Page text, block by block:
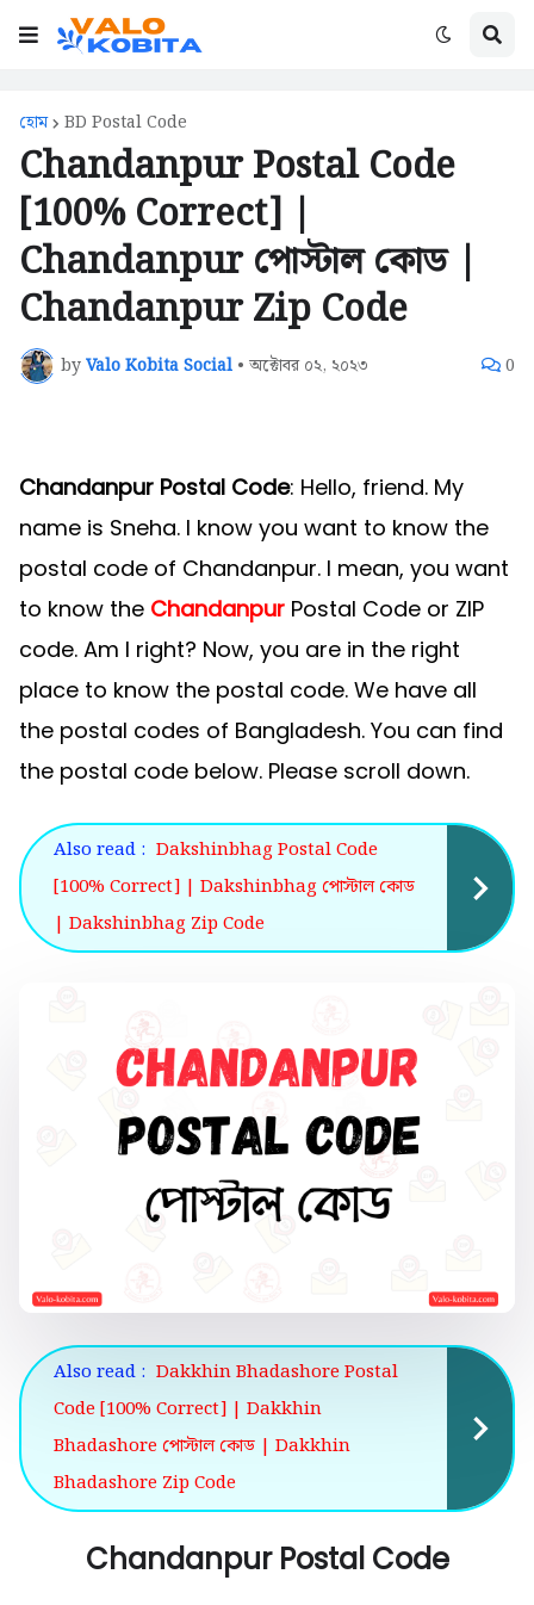
হোম BD Postal Code
Chandanpur Postal Code
[100% Correct] |
Chandanpur পোস্টাল কোড |
Chandanpur Zip Code
byValo Kobita Social • অক্টোবর ০২, ২০২৩ 0
Chandanpur Postal Code: Hello, friend. My
name is Sneha. I know you want to know the
postal code of Chandanpur. I mean, you want
to know the Chandanpur Postal Code or ZIP
code. Am I right? Now, you are in the right
place to know the postal code. We have all
the postal codes of Bangladesh. You can find
the postal code below. Please scroll down.
Also read : Dakshinbhag Postal Code
[100% Correct] | Dakshinbhag পোস্টাল কোড
| Dakshinbhag Zip Code
Also read : Dakkhin Bhadashore Postal
Code [100% Correct] | Dakkhin
Bhadashore পোস্টাল কোড | Dakkhin
Bhadashore Zip Code
Chandanpur Postal Code